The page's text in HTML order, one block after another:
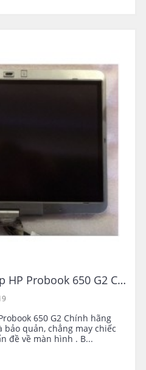
Thay màn hình Laptop HP Probook 650 G2 Chính hãng
650 G2 Chính hãng
quản, chẳng may chiếc
đề về màn hình . B...